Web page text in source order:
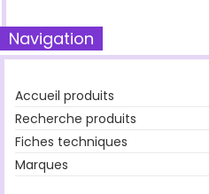
Navigation
Accueil produits
Recherche produits
Fiches techniques
Marques